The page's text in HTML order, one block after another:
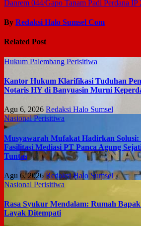
Danrem 044/Gapo Tanam Padi Perdana IP
By Redaksi Halo Sumsel Com
Related Post
Hukum Palembang Perisitiwa
Kantor Hukum Klarifikasi Tuduhan
Notaris HY di Banyuasin Murni
Agu 6, 2026 Redaksi Halo Sumsel
NasionalPerisitiwa
Musyawarah Mufakat Hadirkan
Fasilitasi Mediasi PT Panca Agung
Tuntas
Agu 6, 2026 Redaksi Halo Sumsel
Nasional Perisitiwa
Rasa Syukur Mendalam: Rumah
Layak Ditempati